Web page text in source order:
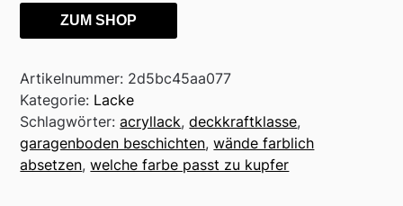
ZUM SHOP
Artikelnummer: 2d5bc45aa077
Kategorie: Lacke
Schlagwörter:acryllack,deckkraftklasse,
garagenboden beschichten,wände farblich
absetzen,welche farbe passt zu kupfer